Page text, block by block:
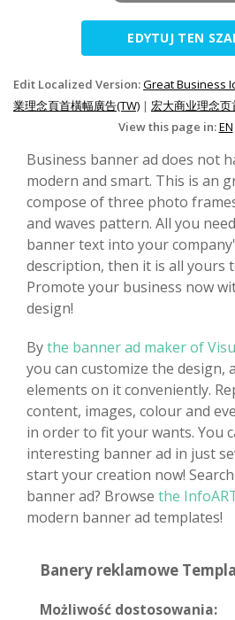
EDYTUJ TEN
Edit Localized Version:Great Business
業理念頁首橫幅廣告(TW) | 宏大商业理念页
View this page in:EN
Business banner ad does not
modern and smart. This is an
compose of three photo
and waves pattern. All you
banner text into your
description, then it is all yours
Promote your business now
design!
Bythe banner ad maker of
you can customize the design,
elements on it conveniently.
content, images, colour and
in order to fit your wants. You
interesting banner ad in just
start your creation now!
banner ad? Browse the
modern banner ad templates!
Banery reklamowe
Możliwość dostosowania: